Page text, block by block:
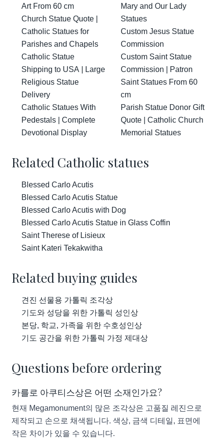
Art From 60 cm
Church Statue Quote |
Catholic Statues for
Parishes and Chapels
Catholic Statue
Shipping to USA | Large
Religious Statue
Delivery
Catholic Statues With
Pedestals | Complete
Devotional Display
Mary and Our Lady
Statues
Custom Jesus Statue
Commission
Custom Saint Statue
Commission | Patron
Saint Statues From 60
cm
Parish Statue Donor Gift
Quote | Catholic Church
Memorial Statues
Related Catholic statues
Blessed Carlo Acutis
Blessed Carlo Acutis Statue
Blessed Carlo Acutis with Dog
Blessed Carlo Acutis Statue in Glass Coffin
Saint Therese of Lisieux
Saint Kateri Tekakwitha
Related buying guides
견진 선물용 가톨릭 조각상
기도와 성당을 위한 가톨릭 성인상
본당, 학교, 가족을 위한 수호성인상
기도 공간을 위한 가톨릭 가정 제대상
Questions before ordering
카를로 아쿠티스상은 어떤 소재인가요?
현재 Megamonument의 많은 조각상은 고품질 레진으로
제작되고 손으로 채색됩니다. 색상, 금색 디테일, 표면에
작은 차이가 있을 수 있습니다.